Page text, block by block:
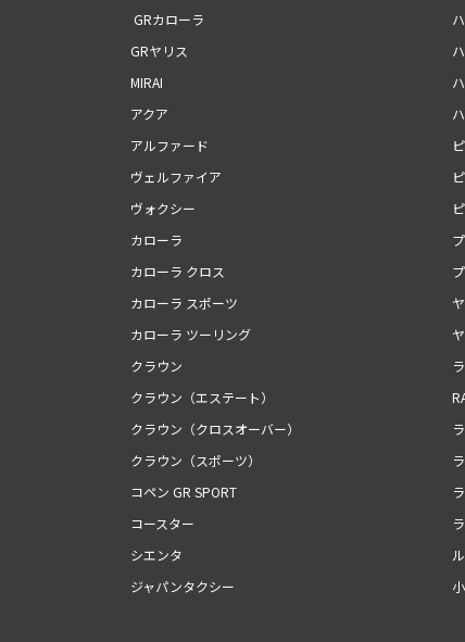
GRカローラ
GRヤリス
MIRAI
アクア
アルファード
ヴェルファイア
ヴォクシー
カローラ
カローラ クロス
カローラ スポーツ
カローラ ツーリング
クラウン
クラウン（エステート）
クラウン（クロスオーバー）
クラウン（スポーツ）
コペン GR SPORT
コースター
シエンタ
ジャパンタクシー